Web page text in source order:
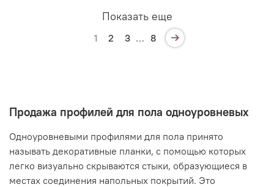
Показать еще
1 2 3 … 8
Продажа профилей для пола одноуровневых
Одноуровневыми профилями для пола принято
называть декоративные планки, с помощью которых
легко визуально скрываются стыки, образующиеся в
местах соединения напольных покрытий. Это